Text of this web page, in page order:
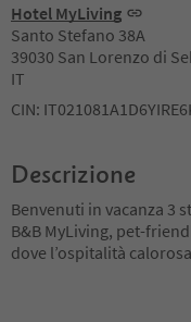
Hotel MyLiving
Santo Stefano 38A
39030 San Lorenzo di
IT
CIN:
Descrizione
Benvenuti in vacanza 3
B&B MyLiving, pet-
dove l’ospitalità